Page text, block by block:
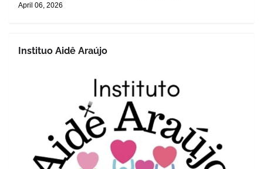
April 06, 2026
Instituo Aidê Araújo